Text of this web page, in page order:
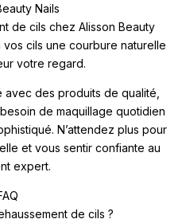
Nails
de cils chez Alisson Beauty
cils une courbure naturelle
votre regard.
des produits de qualité,
de maquillage quotidien
N’attendez plus pour
et vous sentir confiante au
expert.
de cils ?